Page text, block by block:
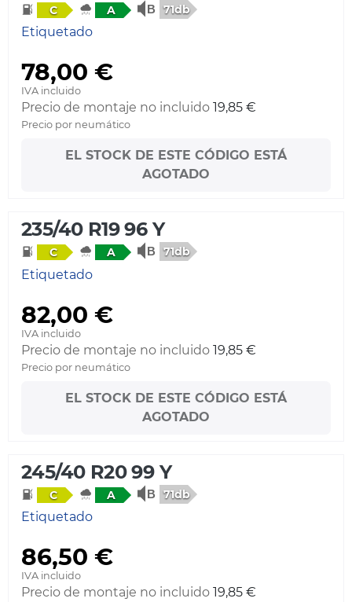
C A 71db
Etiquetado
78,00 €
IVA incluido
Precio de montaje no incluido 19,85 €
Precio por neumático
EL STOCK DE ESTE CÓDIGO ESTÁ
AGOTADO
235/40 R19 96 Y
C A 71db
Etiquetado
82,00 €
IVA incluido
Precio de montaje no incluido 19,85 €
Precio por neumático
EL STOCK DE ESTE CÓDIGO ESTÁ
AGOTADO
245/40 R20 99 Y
C A 71db
Etiquetado
86,50 €
IVA incluido
Precio de montaje no incluido 19,85 €